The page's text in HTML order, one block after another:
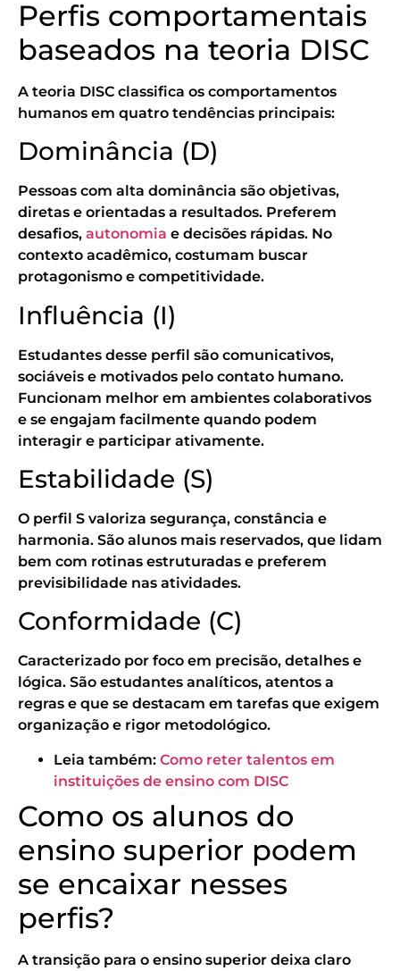
Perfis comportamentais
baseados na teoria DISC
A teoria DISC classifica os comportamentos
humanos em quatro tendências principais:
Dominância (D)
Pessoas com alta dominância são objetivas,
diretas e orientadas a resultados. Preferem
desafios, autonomia e decisões rápidas. No
contexto acadêmico, costumam buscar
protagonismo e competitividade.
Influência (I)
Estudantes desse perfil são comunicativos,
sociáveis e motivados pelo contato humano.
Funcionam melhor em ambientes colaborativos
e se engajam facilmente quando podem
interagir e participar ativamente.
Estabilidade (S)
O perfil S valoriza segurança, constância e
harmonia. São alunos mais reservados, que lidam
bem com rotinas estruturadas e preferem
previsibilidade nas atividades.
Conformidade (C)
Caracterizado por foco em precisão, detalhes e
lógica. São estudantes analíticos, atentos a
regras e que se destacam em tarefas que exigem
organização e rigor metodológico.
Leia também: Como reter talentos em
instituições de ensino com DISC
Como os alunos do
ensino superior podem
se encaixar nesses
perfis?
A transição para o ensino superior deixa claro